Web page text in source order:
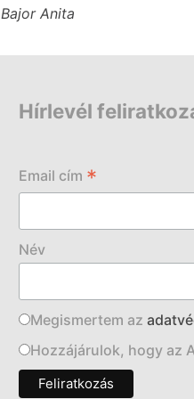
Bajor Anita
Hírlevél
Email cím *
Név
Megismertem az
Hozzájárulok, hogy az